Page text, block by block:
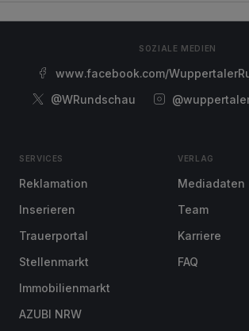
SOZIALE MEDIEN
www.facebook.com/
@WRundschau
SERVICES
Reklamation
Inserieren
Trauerportal
Stellenmarkt
Immobilienmarkt
AZUBI NRW
VERLAG
Mediadaten
Team
Karriere
FAQ